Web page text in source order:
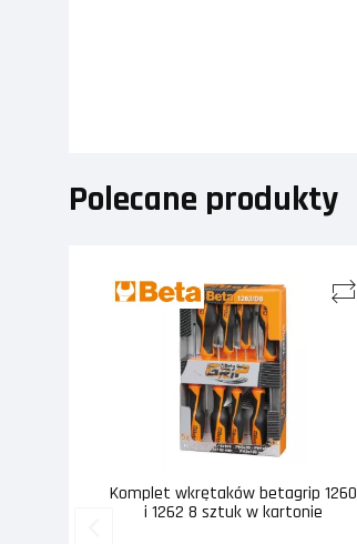
Polecane produkty
Komplet wkrętaków betagrip 1260
i 1262 8 sztuk w kartonie